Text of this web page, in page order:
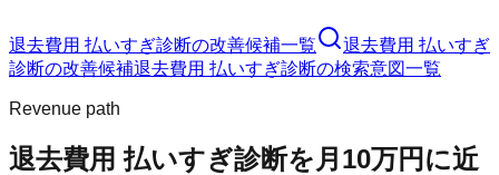
退去費用 払いすぎ診断の改善候補一覧
退去費用 払いすぎ
診断の改善候補退去費用 払いすぎ診断の検索意図一覧
Revenue path
退去費用 払いすぎ診断を月10万円に近